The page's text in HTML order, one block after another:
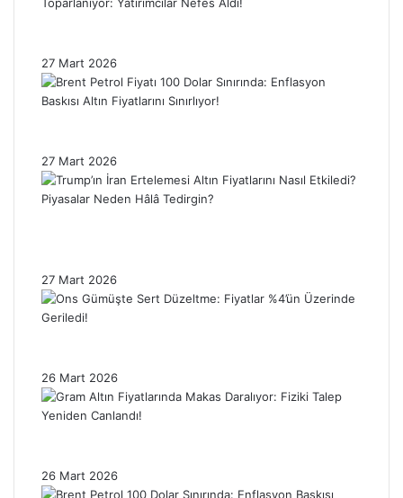
27 Mart 2026
27 Mart 2026
27 Mart 2026
26 Mart 2026
26 Mart 2026